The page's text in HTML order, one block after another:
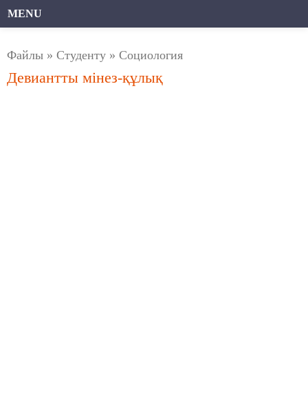
MENU
Файлы » Студенту » Социология
Девиантты мінез-құлық